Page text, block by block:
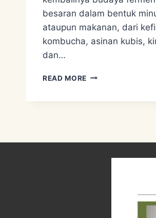
besaran dalam bentuk
ataupun makanan, dari
kombucha, asinan kubis,
dan…
READ MORE PERMACULTURE